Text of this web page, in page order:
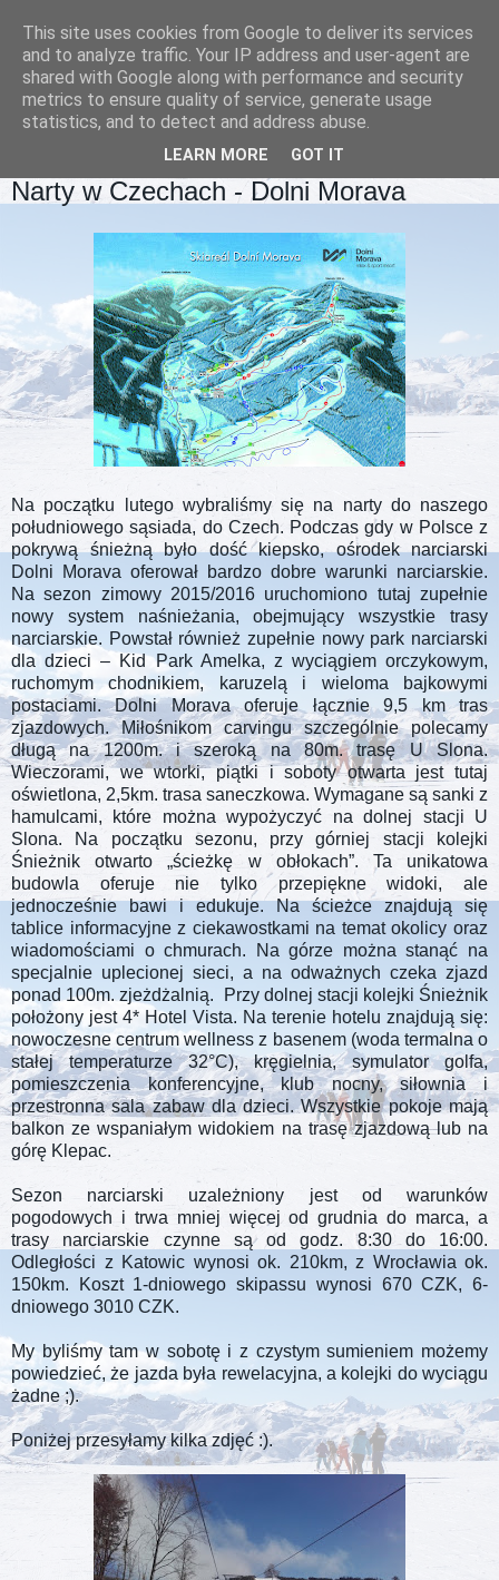
CZWARTEK, 17 MARCA 2016
Narty w Czechach - Dolni Morava
Na początku lutego wybraliśmy się na narty do naszego
południowego sąsiada, do Czech. Podczas gdy w Polsce z
pokrywą śnieżną było dość kiepsko, ośrodek narciarski
Dolni Morava oferował bardzo dobre warunki narciarskie.
Na sezon zimowy 2015/2016 uruchomiono tutaj zupełnie
nowy system naśnieżania, obejmujący wszystkie trasy
narciarskie. Powstał również zupełnie nowy park narciarski
dla dzieci – Kid Park Amelka, z wyciągiem orczykowym,
ruchomym chodnikiem, karuzelą i wieloma bajkowymi
postaciami. Dolni Morava oferuje łącznie 9,5 km tras
zjazdowych. Miłośnikom carvingu szczególnie polecamy
długą na 1200m. i szeroką na 80m. trasę U Slona.
Wieczorami, we wtorki, piątki i soboty otwarta jest tutaj
oświetlona, 2,5km. trasa saneczkowa. Wymagane są sanki z
hamulcami, które można wypożyczyć na dolnej stacji U
Slona. Na początku sezonu, przy górniej stacji kolejki
Śnieżnik otwarto „ścieżkę w obłokach”. Ta unikatowa
budowla oferuje nie tylko przepiękne widoki, ale
jednocześnie bawi i edukuje. Na ścieżce znajdują się
tablice informacyjne z ciekawostkami na temat okolicy oraz
wiadomościami o chmurach. Na górze można stanąć na
specjalnie uplecionej sieci, a na odważnych czeka zjazd
ponad 100m. zjeżdżalnią. Przy dolnej stacji kolejki Śnieżnik
położony jest 4* Hotel Vista. Na terenie hotelu znajdują się:
nowoczesne centrum wellness z basenem (woda termalna o
stałej temperaturze 32°C), kręgielnia, symulator golfa,
pomieszczenia konferencyjne, klub nocny, siłownia i
przestronna sala zabaw dla dzieci. Wszystkie pokoje mają
balkon ze wspaniałym widokiem na trasę zjazdową lub na
górę Klepac.
Sezon narciarski uzależniony jest od warunków
pogodowych i trwa mniej więcej od grudnia do marca, a
trasy narciarskie czynne są od godz. 8:30 do 16:00.
Odległości z Katowic wynosi ok. 210km, z Wrocławia ok.
150km. Koszt 1-dniowego skipassu wynosi 670 CZK, 6-
dniowego 3010 CZK.
My byliśmy tam w sobotę i z czystym sumieniem możemy
powiedzieć, że jazda była rewelacyjna, a kolejki do wyciągu
żadne ;).
Poniżej przesyłamy kilka zdjęć :).
This site uses cookies from Google to deliver its services
and to analyze traffic. Your IP address and user-agent are
shared with Google along with performance and security
metrics to ensure quality of service, generate usage
statistics, and to detect and address abuse.
LEARN MORE GOT IT